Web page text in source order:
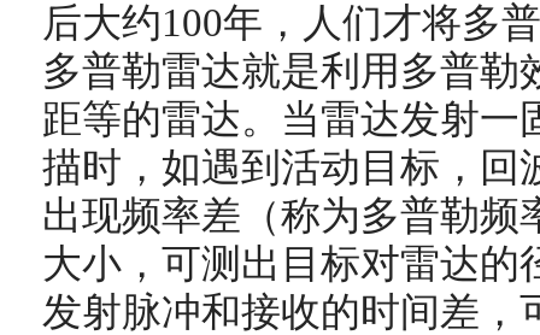
后大约100年，人们才将多
多普勒雷达就是利用多普勒
距等的雷达。当雷达发射一
描时，如遇到活动目标，回
出现频率差（称为多普勒频
大小，可测出目标对雷达的
发射脉冲和接收的时间差，